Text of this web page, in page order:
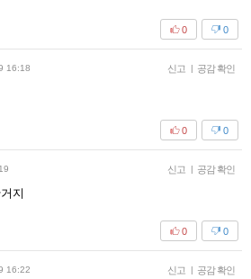
0
0
16:18 신고 | 공감 확인
0
0
신고 | 공감 확인
지
0
0
16:22 신고 | 공감 확인